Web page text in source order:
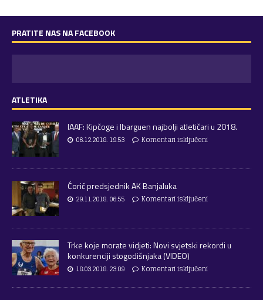
PRATITE NAS NA FACEBOOK
ATLETIKA
IAAF: Kipčoge i Ibarguen najbolji atletičari u 2018.
06.12.2018. 19:53 Komentari isključeni
Ćorić predsjednik AK Banjaluka
29.11.2018. 06:55 Komentari isključeni
Trke koje morate vidjeti: Novi svjetski rekordi u
konkurenciji stogodišnjaka (VIDEO)
18.03.2018. 23:09 Komentari isključeni